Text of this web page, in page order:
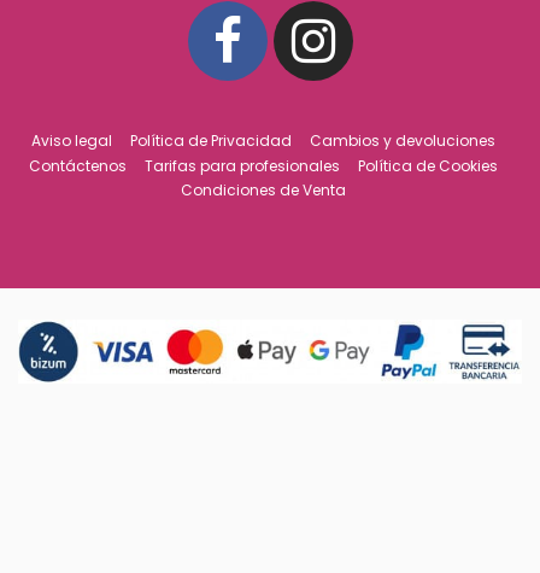
Aviso legal Política de Privacidad
Cambios y devoluciones
Contáctenos
Tarifas para profesionales
Política de Cookies
Condiciones de Venta